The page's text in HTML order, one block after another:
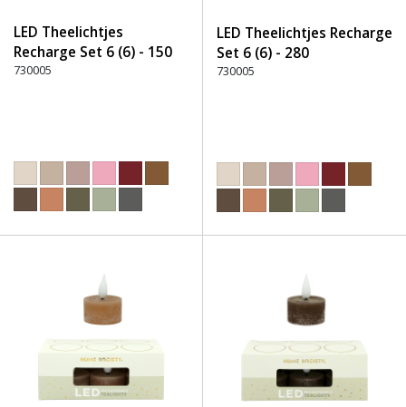
LED Theelichtjes
Recharge Set 6 (6) - 150
Beige
730005
LED Theelichtjes Recharge
Set 6 (6) - 280
Bourgondisch Rood
730005